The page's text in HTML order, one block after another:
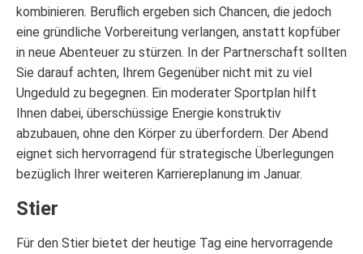
kombinieren. Beruflich ergeben sich Chancen, die jedoch
eine gründliche Vorbereitung verlangen, anstatt kopfüber
in neue Abenteuer zu stürzen. In der Partnerschaft sollten
Sie darauf achten, Ihrem Gegenüber nicht mit zu viel
Ungeduld zu begegnen. Ein moderater Sportplan hilft
Ihnen dabei, überschüssige Energie konstruktiv
abzubauen, ohne den Körper zu überfordern. Der Abend
eignet sich hervorragend für strategische Überlegungen
bezüglich Ihrer weiteren Karriereplanung im Januar.
Stier
Für den Stier bietet der heutige Tag eine hervorragende